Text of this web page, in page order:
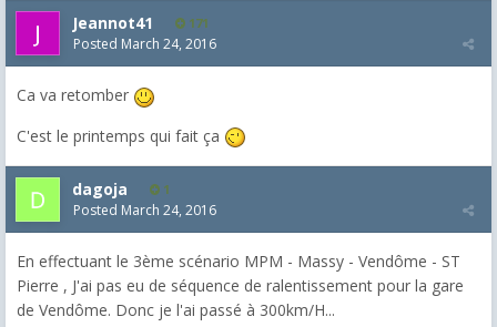
Jeannot41 171
Posted March 24, 2016
Ca va retomber
C'est le printemps qui fait ça
dagoja 1
Posted March 24, 2016
En effectuant le 3ème scénario MPM - Massy - Vendôme - ST
Pierre , J'ai pas eu de séquence de ralentissement pour la gare
de Vendôme. Donc je l'ai passé à 300km/H...